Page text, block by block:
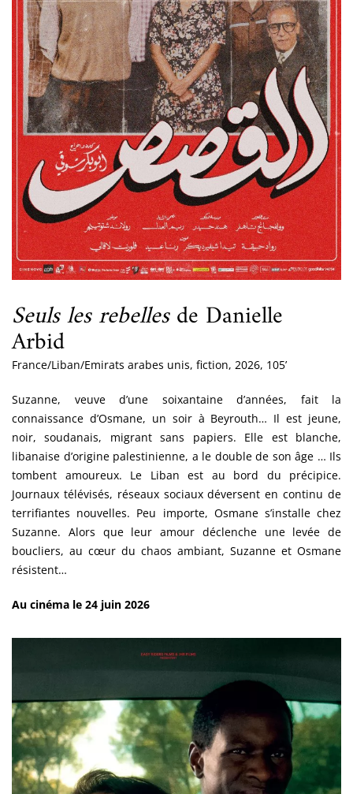
Seuls les rebellesde Danielle
Arbid
France/Liban/Emirats arabes unis, fiction, 2026, 105’
Suzanne, veuve d’une soixantaine d’années, fait la
connaissance d’Osmane, un soir à Beyrouth… Il est jeune,
noir, soudanais, migrant sans papiers. Elle est blanche,
libanaise d’origine palestinienne, a le double de son âge … Ils
tombent amoureux. Le Liban est au bord du précipice.
Journaux télévisés, réseaux sociaux déversent en continu de
terrifiantes nouvelles. Peu importe, Osmane s’installe chez
Suzanne. Alors que leur amour déclenche une levée de
boucliers, au cœur du chaos ambiant, Suzanne et Osmane
résistent…
Au cinéma le 24 juin 2026